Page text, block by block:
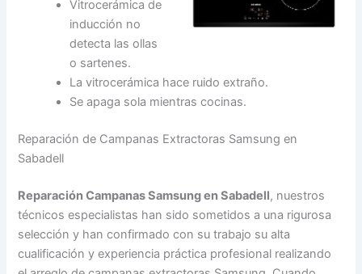
Vitrocerámica de
inducción no
detecta las ollas
o sartenes.
La vitrocerámica hace ruido extraño.
Se apaga sola mientras cocinas.
Reparación de Campanas Extractoras Samsung en
Sabadell
Reparación Campanas Samsung en Sabadell, nuestros
técnicos especialistas han sido sometidos a una rigurosa
selección y han confirmado con su trabajo su alta
cualificación y experiencia práctica profesional realizando